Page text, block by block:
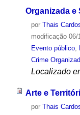
Organizada e
por Thais
modificação06/
Evento público,
Crime
Localizado
Arte e
por Thais